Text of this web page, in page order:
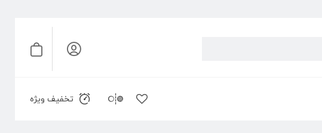
تخفیف ویژه